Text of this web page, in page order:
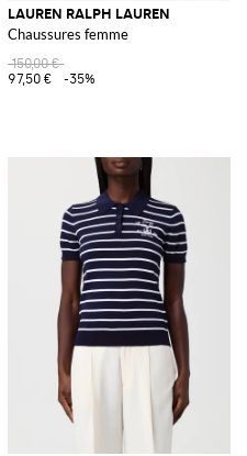
LAUREN RALPH LAUREN
Chaussures femme
150,00 €
97,50 €
-35%